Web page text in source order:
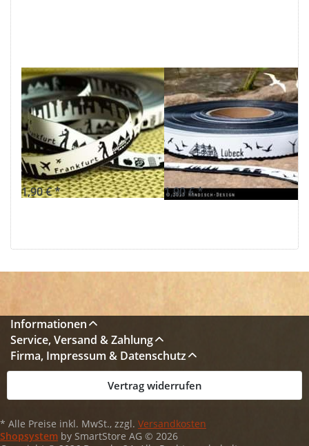
1m SKYLINE
Webband -
16mm breit -
FRANKFURT
schwarz/weiß
1,90 € *
1m SKYLINE
Webband -
16mm breit -
LÜBECK
schwarz/weiß
1,90 € *
Informationen
Service, Versand & Zahlung
Firma, Impressum & Datenschutz
Vertrag widerrufen
* Alle Preise inkl. MwSt., zzgl. Versandkosten
Shopsystem by SmartStore AG © 2026